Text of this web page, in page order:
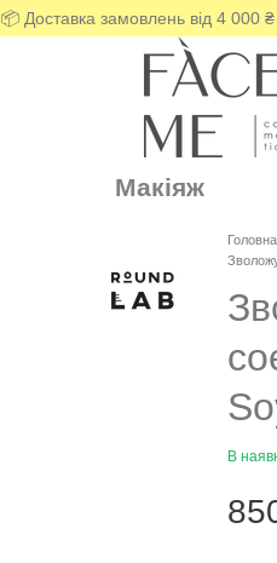
📦 Доставка замовлень від 4
Макіяж
Головна
В